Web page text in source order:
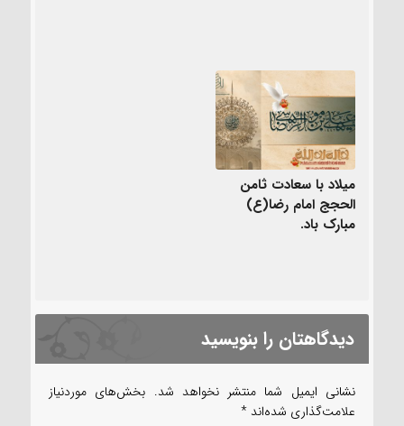
میلاد با سعادت ثامن
الحجج امام رضا(ع)
مبارک باد.
دیدگاهتان را بنویسید
نشانی ایمیل شما منتشر نخواهد شد. بخش‌های موردنیاز
علامت‌گذاری شده‌اند *